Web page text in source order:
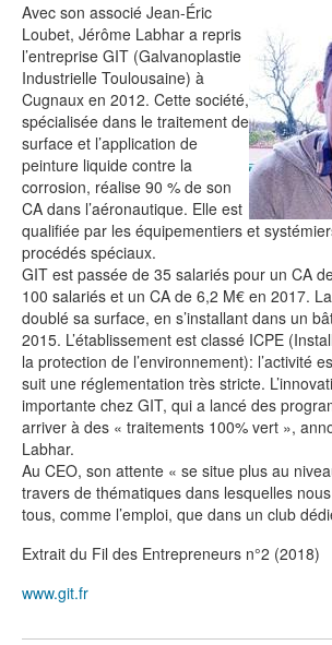
Avec son associé Jean-Éric
Loubet, Jérôme Labhar a repris
l’entreprise GIT (Galvanoplastie
Industrielle Toulousaine) à
Cugnaux en 2012. Cette société,
spécialisée dans le traitement de
surface et l’application de
peinture liquide contre la
corrosion, réalise 90 % de son
CA dans l’aéronautique. Elle est
qualifiée par les équipementiers et
procédés spéciaux.
GIT est passée de 35 salariés pour un CA
100 salariés et un CA de 6,2 M€ en 2017.
doublé sa surface, en s’installant dans un
2015. L’établissement est classé ICPE
la protection de l’environnement): l’activité
suit une réglementation très stricte.
importante chez GIT, qui a lancé des
arriver à des « traitements 100% vert »,
Labhar.
Au CEO, son attente « se situe plus au
travers de thématiques dans lesquelles
tous, comme l’emploi, que dans un club
Extrait du Fil des Entrepreneurs n°2 (2018)
www.git.fr